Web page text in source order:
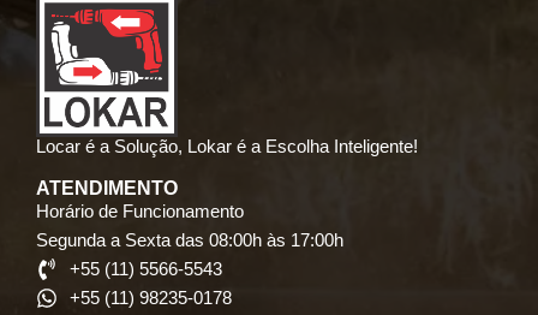
Locar é a Solução, Lokar é a Escolha Inteligente!
ATENDIMENTO
Horário de Funcionamento
Segunda a Sexta das 08:00h às 17:00h
+55 (11) 5566-5543
+55 (11) 98235-0178